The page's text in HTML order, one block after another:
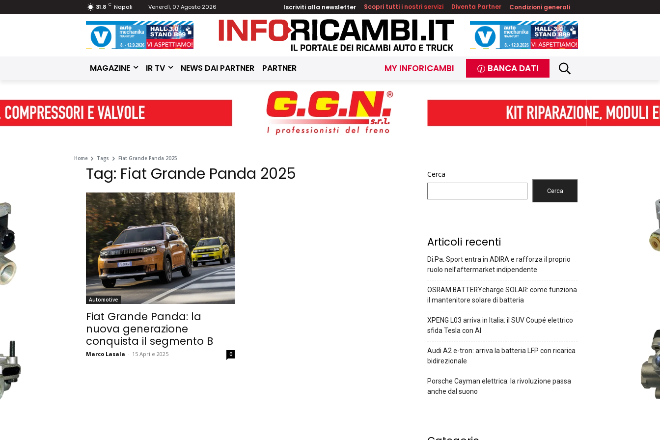
31.8 C Napoli Venerdì, 07 Agosto 2026 Iscriviti alla newsletter Scopri tutti i nostri servizi Diventa Partner Condizioni generali
MAGAZINE IR TV NEWS DAI PARTNER PARTNER MY INFORICAMBI BANCA DATI
Home Tags Fiat Grande Panda 2025
Tag: Fiat Grande Panda 2025
Automotive
Fiat Grande Panda: la
nuova generazione
conquista il segmento B
Marco Lasala - 15 Aprile 2025 0
Cerca
Cerca
Articoli recenti
Di.Pa. Sport entra in ADIRA e rafforza il proprio
ruolo nell’aftermarket indipendente
OSRAM BATTERYcharge SOLAR: come funziona
il mantenitore solare di batteria
XPENG L03 arriva in Italia: il SUV Coupé elettrico
sfida Tesla con AI
Audi A2 e-tron: arriva la batteria LFP con ricarica
bidirezionale
Porsche Cayman elettrica: la rivoluzione passa
anche dal suono